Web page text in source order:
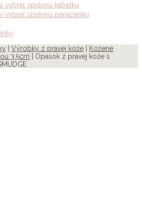
vybrať správnu kabelku
vybrať správnu peňaženku
Výrobky z pravej kože
Kožené
3.5cm | Opasok z pravej kože s